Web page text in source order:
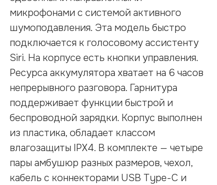
микрофонами с системой активного
шумоподавления. Эта модель быстро
подключается к голосовому ассистенту
Siri. На корпусе есть кнопки управления.
Ресурса аккумулятора хватает на 6 часов
непрерывного разговора. Гарнитура
поддерживает функции быстрой и
беспроводной зарядки. Корпус выполнен
из пластика, обладает классом
влагозащиты IPX4. В комплекте — четыре
пары амбушюр разных размеров, чехол,
кабель с коннекторами USB Type-C и